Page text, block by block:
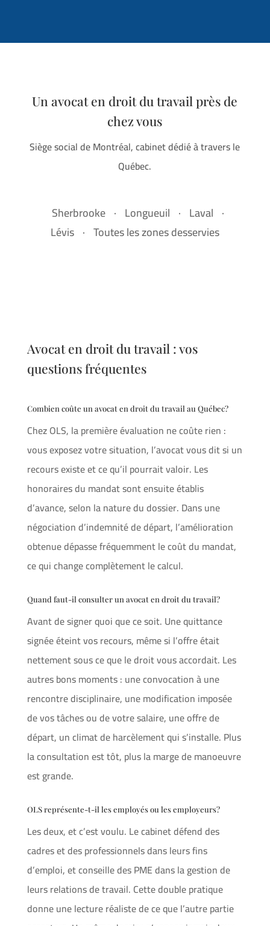
Un avocat en droit du travail près de
chez vous
Siège social de Montréal, cabinet dédié à travers le
Québec.
Sherbrooke · Longueuil · Laval ·
Lévis · Toutes les zones desservies
Avocat en droit du travail : vos
questions fréquentes
Combien coûte un avocat en droit du travail au Québec?
Chez OLS, la première évaluation ne coûte rien :
vous exposez votre situation, l’avocat vous dit si un
recours existe et ce qu’il pourrait valoir. Les
honoraires du mandat sont ensuite établis
d’avance, selon la nature du dossier. Dans une
négociation d’indemnité de départ, l’amélioration
obtenue dépasse fréquemment le coût du mandat,
ce qui change complètement le calcul.
Quand faut-il consulter un avocat en droit du travail?
Avant de signer quoi que ce soit. Une quittance
signée éteint vos recours, même si l’offre était
nettement sous ce que le droit vous accordait. Les
autres bons moments : une convocation à une
rencontre disciplinaire, une modification imposée
de vos tâches ou de votre salaire, une offre de
départ, un climat de harcèlement qui s’installe. Plus
la consultation est tôt, plus la marge de manoeuvre
est grande.
OLS représente-t-il les employés ou les employeurs?
Les deux, et c’est voulu. Le cabinet défend des
cadres et des professionnels dans leurs fins
d’emploi, et conseille des PME dans la gestion de
leurs relations de travail. Cette double pratique
donne une lecture réaliste de ce que l’autre partie